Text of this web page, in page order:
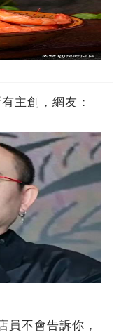
主創，網友：
員不會告訴你，